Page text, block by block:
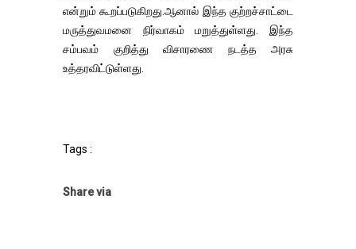
என்றும் கூறப்படுகிறது.ஆனால் இந்த குற்றச்சாட்டை
மருத்துவமனை நிர்வாகம் மறுத்துள்ளது. இந்த
சம்பவம் குறித்து விசாரணை நடத்த அரசு
உத்தரவிட்டுள்ளது.
Tags :
Share via